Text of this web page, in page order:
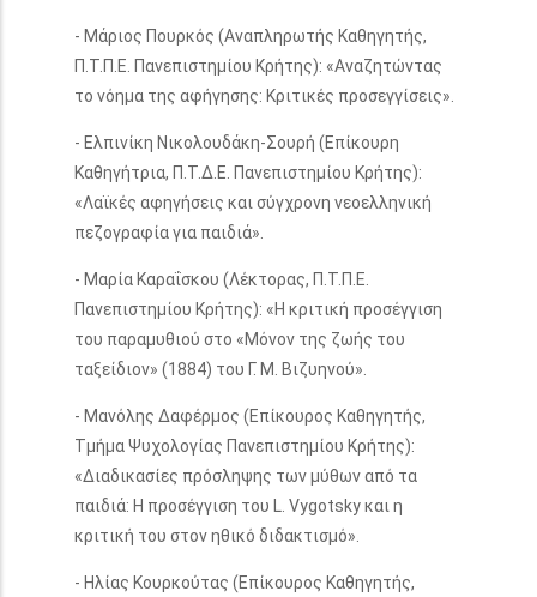
- Μάριος Πουρκός (Αναπληρωτής Καθηγητής,
Π.Τ.Π.Ε. Πανεπιστημίου Κρήτης): «Αναζητώντας
το νόημα της αφήγησης: Κριτικές προσεγγίσεις».
- Ελπινίκη Νικολουδάκη-Σουρή (Επίκουρη
Καθηγήτρια, Π.Τ.Δ.Ε. Πανεπιστημίου Κρήτης):
«Λαϊκές αφηγήσεις και σύγχρονη νεοελληνική
πεζογραφία για παιδιά».
- Μαρία Καραΐσκου (Λέκτορας, Π.Τ.Π.Ε.
Πανεπιστημίου Κρήτης): «Η κριτική προσέγγιση
του παραμυθιού στο «Μόνον της ζωής του
ταξείδιον» (1884) του Γ. Μ. Βιζυηνού».
- Μανόλης Δαφέρμος (Επίκουρος Καθηγητής,
Τμήμα Ψυχολογίας Πανεπιστημίου Κρήτης):
«Διαδικασίες πρόσληψης των μύθων από τα
παιδιά: Η προσέγγιση του L. Vygotsky και η
κριτική του στον ηθικό διδακτισμό».
- Ηλίας Κουρκούτας (Επίκουρος Καθηγητής,